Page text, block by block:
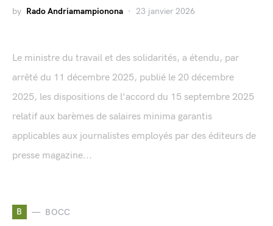
by Rado Andriamampionona 23 janvier 2026
Le ministre du travail et des solidarités, a étendu, par
arrêté du 11 décembre 2025, publié le 20 décembre
2025, les dispositions de l'accord du 15 septembre 2025
relatif aux barèmes de salaires minima garantis
applicables aux journalistes employés par des éditeurs de
presse magazine...
B BOCC